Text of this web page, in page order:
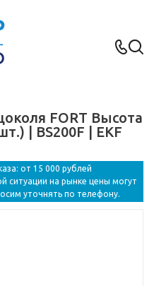
FORT Высота
| BS200F | EKF
от 15 000 рублей
ситуации на рынке цены могут
уточнять по телефону.